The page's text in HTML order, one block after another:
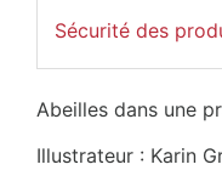
Sécurité des
Abeilles dans une
Illustrateur : Karin